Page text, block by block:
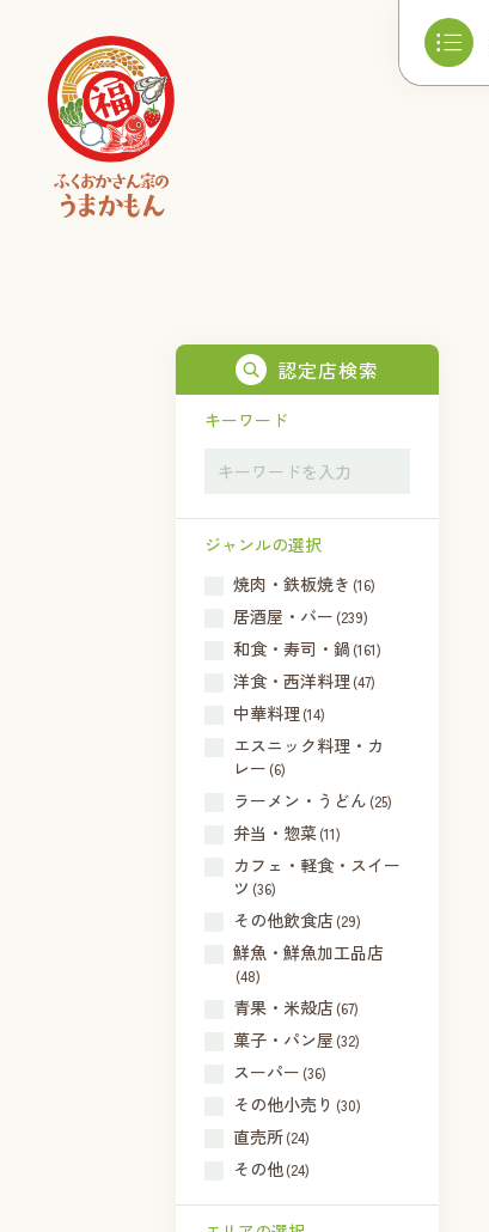
認定店検索
キーワード
ジャンルの選択
焼肉・鉄板焼き (16)
居酒屋・バー (239)
和食・寿司・鍋 (161)
洋食・西洋料理 (47)
中華料理 (14)
エスニック料理・カ
レー (6)
ラーメン・うどん (25)
弁当・惣菜(11)
カフェ・軽食・スイー
ツ (36)
その他飲食店(29)
鮮魚・鮮魚加工品店
(48)
青果・米殻店(67)
菓子・パン屋 (32)
スーパー (36)
その他小売り (30)
直売所(24)
その他(24)